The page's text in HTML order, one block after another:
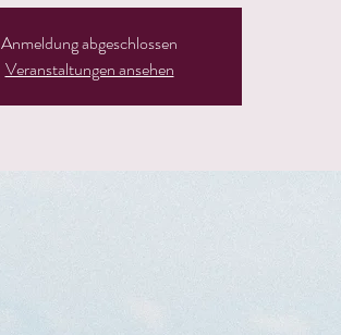
Anmeldung abgeschlossen
Veranstaltungen ansehen